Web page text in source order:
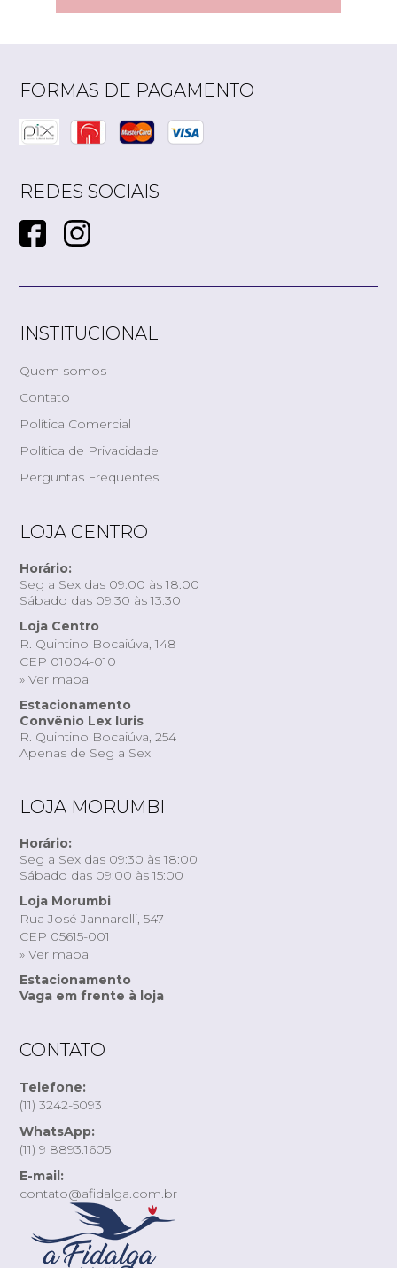
FORMAS DE PAGAMENTO
REDES SOCIAIS
INSTITUCIONAL
Quem somos
Contato
Política Comercial
Política de Privacidade
Perguntas Frequentes
LOJA CENTRO
Horário:
Seg a Sex das 09:00 às 18:00
Sábado das 09:30 às 13:30
Loja Centro
R. Quintino Bocaiúva, 148
CEP 01004-010
» Ver mapa
Estacionamento
Convênio Lex Iuris
R. Quintino Bocaiúva, 254
Apenas de Seg a Sex
LOJA MORUMBI
Horário:
Seg a Sex das 09:30 às 18:00
Sábado das 09:00 às 15:00
Loja Morumbi
Rua José Jannarelli, 547
CEP 05615-001
» Ver mapa
Estacionamento
Vaga em frente à loja
CONTATO
Telefone:
(11) 3242-5093
WhatsApp:
(11) 9 8893.1605
E-mail:
contato@afidalga.com.br